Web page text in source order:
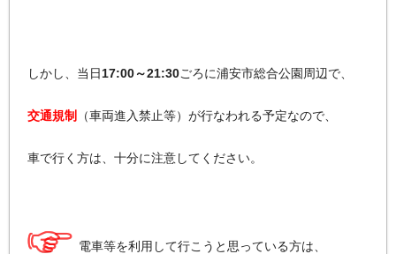
しかし、当日17:00～21:30ごろに浦安市総合公園周辺で、
交通規制 （車両進入禁止等）が行なわれる予定なので、
車で行く方は、十分に注意してください。
電車等を利用して行こうと思っている方は、